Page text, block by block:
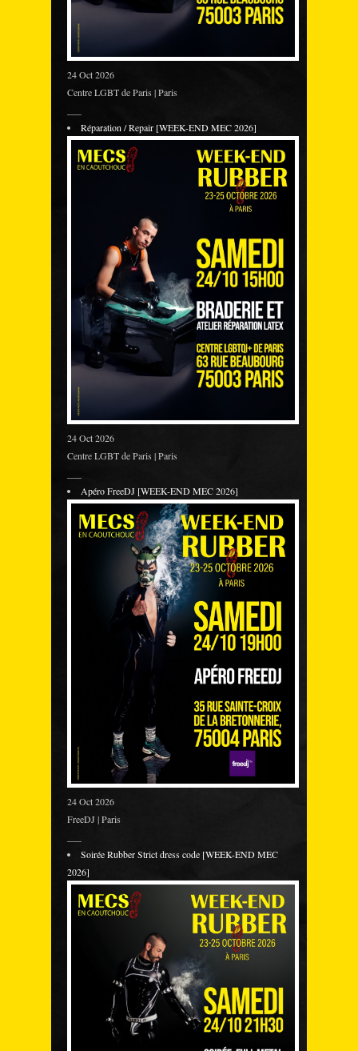
24 Oct 2026
Centre LGBT de Paris | Paris
Réparation / Repair [WEEK-END MEC 2026]
24 Oct 2026
Centre LGBT de Paris | Paris
Apéro FreeDJ [WEEK-END MEC 2026]
24 Oct 2026
FreeDJ | Paris
Soirée Rubber Strict dress code [WEEK-END MEC
2026]